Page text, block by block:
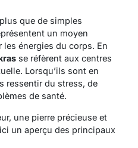
que de simples
un moyen
les énergies du corps. En
se réfèrent aux centres
Lorsqu’ils sont en
ressentir du stress, de
de santé.
une pierre précieuse et
un aperçu des principaux